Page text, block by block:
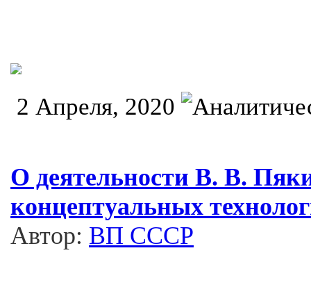
2 Апреля, 2020
О деятельности В. В.
концептуальных
Автор: ВП СССР